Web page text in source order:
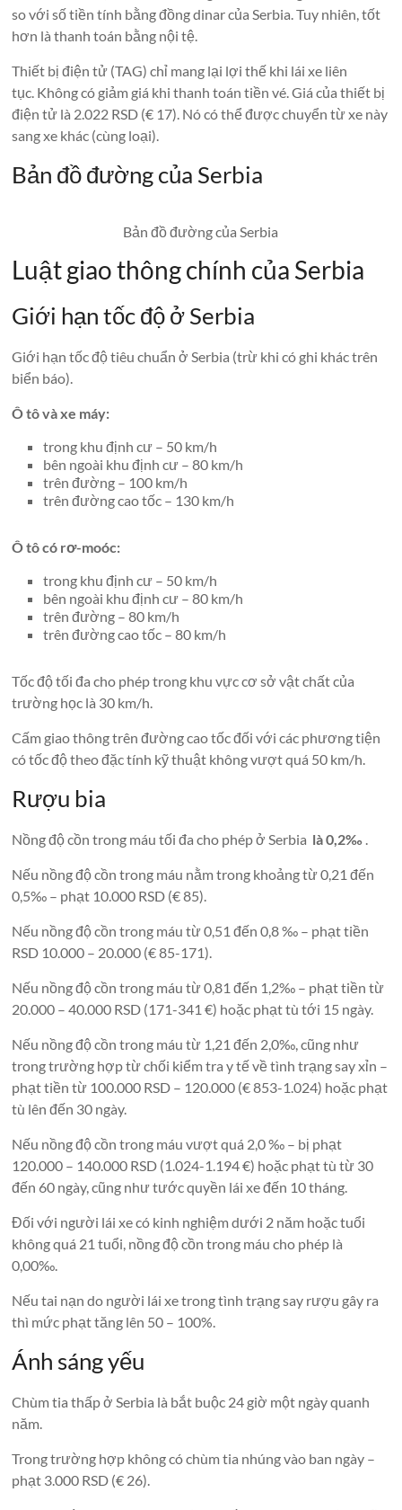
so với số tiền tính bằng đồng dinar của Serbia. Tuy nhiên, tốt
hơn là thanh toán bằng nội tệ.
Thiết bị điện tử (TAG) chỉ mang lại lợi thế khi lái xe liên
tục. Không có giảm giá khi thanh toán tiền vé. Giá của thiết bị
điện tử là 2.022 RSD (€ 17). Nó có thể được chuyển từ xe này
sang xe khác (cùng loại).
Bản đồ đường của Serbia
Bản đồ đường của Serbia
Luật giao thông chính của Serbia
Giới hạn tốc độ ở Serbia
Giới hạn tốc độ tiêu chuẩn ở Serbia (trừ khi có ghi khác trên
biển báo).
Ô tô và xe máy:
trong khu định cư – 50 km/h
bên ngoài khu định cư – 80 km/h
trên đường – 100 km/h
trên đường cao tốc – 130 km/h
Ô tô có rơ-moóc:
trong khu định cư – 50 km/h
bên ngoài khu định cư – 80 km/h
trên đường – 80 km/h
trên đường cao tốc – 80 km/h
Tốc độ tối đa cho phép trong khu vực cơ sở vật chất của
trường học là 30 km/h.
Cấm giao thông trên đường cao tốc đối với các phương tiện
có tốc độ theo đặc tính kỹ thuật không vượt quá 50 km/h.
Rượu bia
Nồng độ cồn trong máu tối đa cho phép ở Serbia là 0,2‰ .
Nếu nồng độ cồn trong máu nằm trong khoảng từ 0,21 đến
0,5‰ – phạt 10.000 RSD (€ 85).
Nếu nồng độ cồn trong máu từ 0,51 đến 0,8 ‰ – phạt tiền
RSD 10.000 – 20.000 (€ 85-171).
Nếu nồng độ cồn trong máu từ 0,81 đến 1,2‰ – phạt tiền từ
20.000 – 40.000 RSD (171-341 €) hoặc phạt tù tới 15 ngày.
Nếu nồng độ cồn trong máu từ 1,21 đến 2,0‰, cũng như
trong trường hợp từ chối kiểm tra y tế về tình trạng say xỉn –
phạt tiền từ 100.000 RSD – 120.000 (€ 853-1.024) hoặc phạt
tù lên đến 30 ngày.
Nếu nồng độ cồn trong máu vượt quá 2,0 ‰ – bị phạt
120.000 – 140.000 RSD (1.024-1.194 €) hoặc phạt tù từ 30
đến 60 ngày, cũng như tước quyền lái xe đến 10 tháng.
Đối với người lái xe có kinh nghiệm dưới 2 năm hoặc tuổi
không quá 21 tuổi, nồng độ cồn trong máu cho phép là
0,00‰.
Nếu tai nạn do người lái xe trong tình trạng say rượu gây ra
thì mức phạt tăng lên 50 – 100%.
Ánh sáng yếu
Chùm tia thấp ở Serbia là bắt buộc 24 giờ một ngày quanh
năm.
Trong trường hợp không có chùm tia nhúng vào ban ngày –
phạt 3.000 RSD (€ 26).